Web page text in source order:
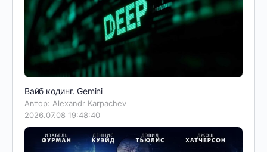
Вайб кодинг. Gemini
Автор: Alexandr Karpachev
2026.07.08 19:48:40